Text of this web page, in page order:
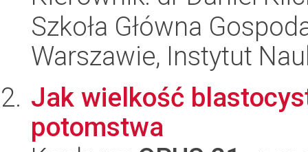
Szkoła Główna
Warszawie, Instytut
Jak wielkość
potomstwa